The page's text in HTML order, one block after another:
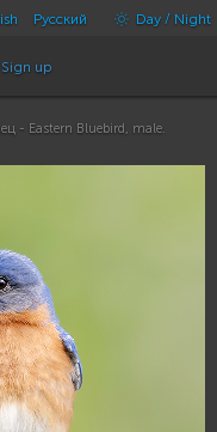
Русский Day / Night
Sign up
- Eastern Bluebird, male.